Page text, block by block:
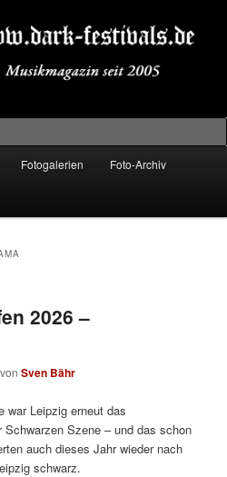
Fotogalerien Foto-Archiv
2026 –
vonSven Bähr
war Leipzig erneut das
Schwarzen Szene – und das schon
auch dieses Jahr wieder nach
schwarz.